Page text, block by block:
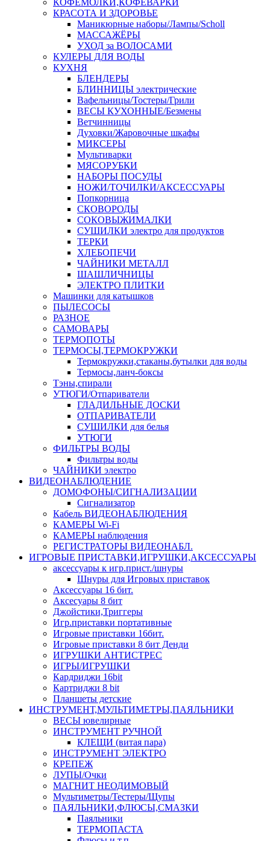
КОФЕМОЛКИ,КОФЕВАРКИ
КРАСОТА И ЗДОРОВЬЕ
Маникюрные наборы/Лампы/Scholl
МАССАЖЁРЫ
УХОД за ВОЛОСАМИ
КУЛЕРЫ ДЛЯ ВОДЫ
КУХНЯ
БЛЕНДЕРЫ
БЛИННИЦЫ электрические
Вафельницы/Тостеры/Грили
ВЕСЫ КУХОННЫЕ/Безмены
Ветчинницы
Духовки/Жаровочные шкафы
МИКСЕРЫ
Мультиварки
МЯСОРУБКИ
НАБОРЫ ПОСУДЫ
НОЖИ/ТОЧИЛКИ/АКСЕССУАРЫ
Попкорница
СКОВОРОДЫ
СОКОВЫЖИМАЛКИ
СУШИЛКИ электро для продуктов
ТЕРКИ
ХЛЕБОПЕЧИ
ЧАЙНИКИ МЕТАЛЛ
ШАШЛИЧНИЦЫ
ЭЛЕКТРО ПЛИТКИ
Машинки для катышков
ПЫЛЕСОСЫ
РАЗНОЕ
САМОВАРЫ
ТЕРМОПОТЫ
ТЕРМОСЫ,ТЕРМОКРУЖКИ
Термокружки,стаканы,бутылки для воды
Термосы,ланч-боксы
Тэны,спирали
УТЮГИ/Отпариватели
ГЛАДИЛЬНЫЕ ДОСКИ
ОТПАРИВАТЕЛИ
СУШИЛКИ для белья
УТЮГИ
ФИЛЬТРЫ ВОДЫ
Фильтры воды
ЧАЙНИКИ электро
ВИДЕОНАБЛЮДЕНИЕ
ДОМОФОНЫ/СИГНАЛИЗАЦИИ
Сигнализатор
Кабель ВИДЕОНАБЛЮДЕНИЯ
КАМЕРЫ Wi-Fi
КАМЕРЫ наблюдения
РЕГИСТРАТОРЫ ВИДЕОНАБЛ.
ИГРОВЫЕ ПРИСТАВКИ,ИГРУШКИ,АКСЕССУАРЫ
аксесcуары к игр.прист./шнуры
Шнуры для Игровых приставок
Аксессуары 16 бит.
Аксесуары 8 бит
Джойстики,Триггеры
Игр.приставки портативные
Игровые приставки 16бит.
Игровые приставки 8 бит Денди
ИГРУШКИ АНТИСТРЕС
ИГРЫ/ИГРУШКИ
Кардриджи 16bit
Картриджи 8 bit
Планшеты детские
ИНСТРУМЕНТ,МУЛЬТИМЕТРЫ,ПАЯЛЬНИКИ
ВЕСЫ ювелирные
ИНСТРУМЕНТ РУЧНОЙ
КЛЕЩИ (витая пара)
ИНСТРУМЕНТ ЭЛЕКТРО
КРЕПЕЖ
ЛУПЫ/Очки
МАГНИТ НЕОДИМОВЫЙ
Мультиметры/Тестеры/Щупы
ПАЯЛЬНИКИ,ФЛЮСЫ,СМАЗКИ
Паяльники
ТЕРМОПАСТА